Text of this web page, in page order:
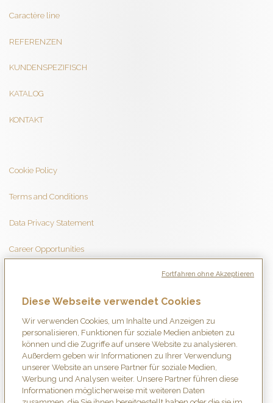
Caractère line
REFERENZEN
KUNDENSPEZIFISCH
KATALOG
KONTAKT
Cookie Policy
Terms and Conditions
Data Privacy Statement
Career Opportunities
Diese Webseite verwendet Cookies
Wir verwenden Cookies, um Inhalte und Anzeigen zu
personalisieren, Funktionen für soziale Medien anbieten zu
können und die Zugriffe auf unsere Website zu analysieren.
Außerdem geben wir Informationen zu Ihrer Verwendung
unserer Website an unsere Partner für soziale Medien,
Werbung und Analysen weiter. Unsere Partner führen diese
Informationen möglicherweise mit weiteren Daten
Fortfahren ohne Akzeptieren